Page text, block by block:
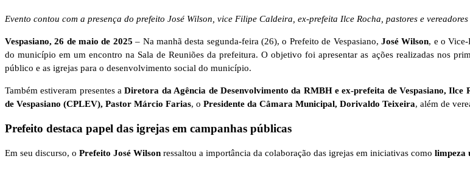
Evento contou com a presença do prefeito José Wilson, vice Filipe Caldeira, ex-prefeita Ilce Rocha, pastores e vereadores
Vespasiano, 26 de maio de 2025 – Na manhã desta segunda-feira (26), o Prefeito de Vespasiano, José Wilson, e o Vice-
do município em um encontro na Sala de Reuniões da prefeitura. O objetivo foi apresentar as ações realizadas nos
público e as igrejas para o desenvolvimento social do município.
Também estiveram presentes aDiretora da Agência de Desenvolvimento da RMBH e ex-prefeita de Vespasiano, Ilce
de Vespasiano (CPLEV), Pastor Márcio Farias, o Presidente da Câmara Municipal, Dorivaldo Teixeira, além de
Prefeito destaca papel das igrejas em campanhas públicas
Em seu discurso, o Prefeito José Wilson ressaltou a importância da colaboração das igrejas em iniciativas como limpeza